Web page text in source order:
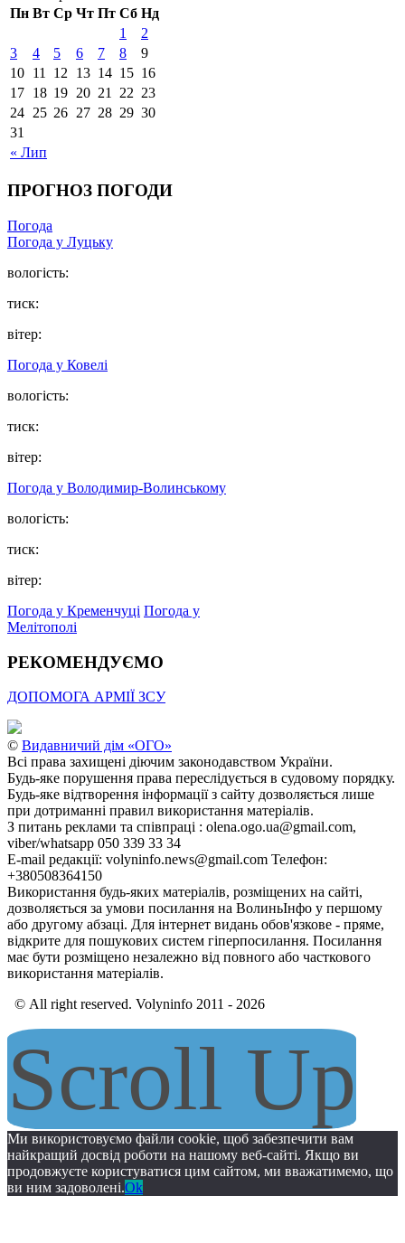
Пн Вт Ср Чт Пт Сб Нд
« Лип
1
2
3
4 5 6 7 8
9
10 11 12 13 14 15 16
17 18 19 20 21 22 23
24 25 26 27 28 29 30
31
ПРОГНОЗ ПОГОДИ
Погода
Погода у Луцьку
вологість:
тиск:
вітер:
Погода у Ковелі
вологість:
тиск:
вітер:
Погода у Володимир-Волинському
вологість:
тиск:
вітер:
Погода у Кременчуці Погода у
Мелітополі
РЕКОМЕНДУЄМО
ДОПОМОГА АРМІЇ ЗСУ
© Видавничий дім «ОГО»
Всі права захищені діючим законодавством України.
Будь-яке порушення права переслідується в судовому порядку.
Будь-яке відтворення інформації з сайту дозволяється лише
при дотриманні правил використання матеріалів.
З питань реклами та співпраці : olena.ogo.ua@gmail.com,
viber/whatsapp 050 339 33 34
E-mail редакції: volyninfo.news@gmail.com Телефон:
+380508364150
Використання будь-яких матеріалів, розміщених на сайті,
дозволяється за умови посилання на ВолиньІнфо у першому
або другому абзаці. Для інтернет видань обов'язкове - пряме,
відкрите для пошукових систем гіперпосилання. Посилання
має бути розміщено незалежно від повного або часткового
використання матеріалів.
© All right reserved. Volyninfo 2011 - 2026
Scroll Up
Ми використовуємо файли cookie, щоб забезпечити вам
найкращий досвід роботи на нашому веб-сайті. Якщо ви
продовжуєте користуватися цим сайтом, ми вважатимемо, що
ви ним задоволені.Ok